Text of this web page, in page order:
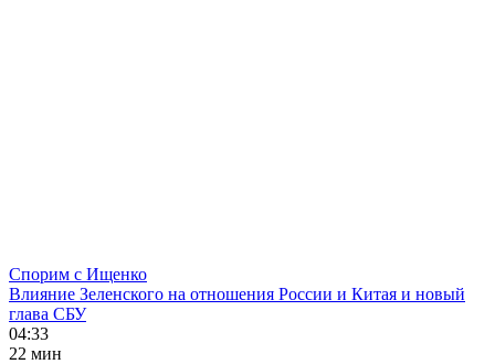
Спорим с Ищенко
Влияние Зеленского на отношения России и Китая и новый
глава СБУ
04:33
22 мин